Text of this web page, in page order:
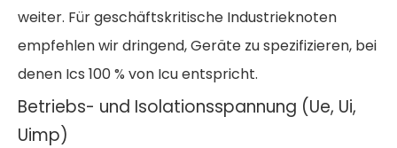
weiter. Für geschäftskritische Industrieknoten
empfehlen wir dringend, Geräte zu spezifizieren, bei
denen Ics 100 % von Icu entspricht.
Betriebs- und Isolationsspannung (Ue, Ui,
Uimp)